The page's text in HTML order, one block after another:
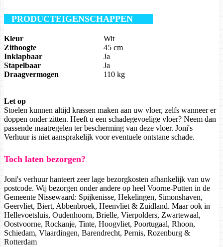
PRODUCTEIGENSCHAPPEN
Kleur
Wit
Zithoogte
45 cm
Inklapbaar
Ja
Stapelbaar
Ja
Draagvermogen
110 kg
Let op
Stoelen kunnen altijd krassen maken aan uw vloer, zelfs wanneer er
doppen onder zitten. Heeft u een schadegevoelige vloer? Neem dan
passende maatregelen ter bescherming van deze vloer. Joni's
Verhuur is niet aansprakelijk voor eventuele ontstane schade.
Toch laten bezorgen?
Joni's verhuur hanteert zeer lage bezorgkosten afhankelijk van uw
postcode. Wij bezorgen onder andere op heel Voorne-Putten in de
Gemeente Nissewaard: Spijkenisse, Hekelingen, Simonshaven,
Geervliet, Biert, Abbenbroek, Heenvliet & Zuidland. Maar ook in
Hellevoetsluis, Oudenhoorn, Brielle, Vierpolders, Zwartewaal,
Oostvoorne, Rockanje, Tinte, Hoogvliet, Poortugaal, Rhoon,
Schiedam, Vlaardingen, Barendrecht, Pernis, Rozenburg &
Rotterdam